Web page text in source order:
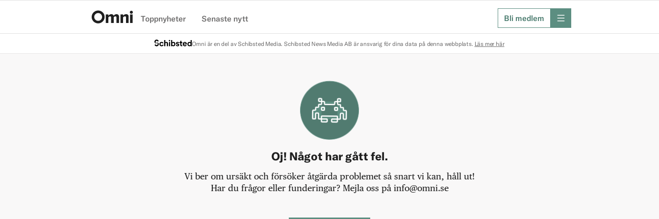
Toppnyheter Senaste nytt Bli medlem meny
Omni är en del av Schibsted Media. Schibsted News Media AB är ansvarig för dina data på denna webbplats. Läs mer här
Oj! Något har gått fel.
Vi ber om ursäkt och försöker åtgärda problemet så snart vi kan, håll ut!
Har du frågor eller funderingar? Mejla oss på info@omni.se